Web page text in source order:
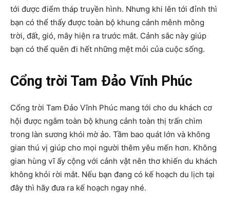
tới được điểm tháp truyền hình. Nhưng khi lên tới đỉnh thì
bạn có thể thấy được toàn bộ khung cảnh mênh mông
trời, đất, gió, mây hiện ra trước mắt. Cảnh sắc này giúp
bạn có thể quên đi hết những mệt mỏi của cuộc sống.
Cổng trời Tam Đảo Vĩnh Phúc
Cổng trời Tam Đảo Vĩnh Phúc mang tới cho du khách cơ
hội được ngắm toàn bộ khung cảnh toàn thị trấn chìm
trong làn sương khói mờ ảo. Tầm bao quát lớn và không
gian thú vị giúp cho mọi người thêm yêu mến hơn. Không
gian hùng vĩ ấy cộng với cảnh vật nên thơ khiến du khách
không khỏi rời mắt. Nếu bạn đang có kế hoạch du lịch tại
đây thì hãy đưa ra kế hoạch ngay nhé.